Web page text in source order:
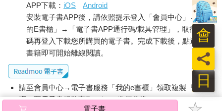
APP下載： iOS
Android
安裝電子書APP後，請依照提示登入「會員中心」→「我
的E書櫃」→「電子書APP通行碼/載具管理」，取得通行
碼再登入下載您所購買的電子書。完成下載後，點選任一
書籍即可開始離線閱讀。
請至會員中心→電子書服務「我的e書櫃」領取複製『兌換
碼』至電子書服務商Readmoo進行兌換。
日
員
會